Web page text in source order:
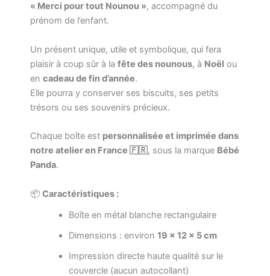
gris« Merci pour tout Nounou », accompagné du
prénom de l’enfant.
Un présent unique, utile et symbolique, qui fera
plaisir à coup sûr à la fête des nounous, à Noël ou
en cadeau de fin d’année.
Elle pourra y conserver ses biscuits, ses petits
trésors ou ses souvenirs précieux.
Chaque boîte est personnalisée et imprimée dans
notre atelier en France 🇫🇷, sous la marque Bébé
Panda.
📦 Caractéristiques :
Boîte en métal blanche rectangulaire
Dimensions : environ 19 x 12 x 5 cm
Impression directe haute qualité sur le
couvercle (aucun autocollant)